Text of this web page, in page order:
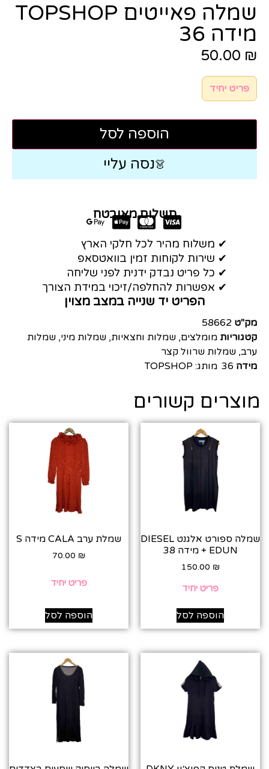
שמלה פאייטים TOPSHOP
מידה 36
50.00 ₪
פריט יחיד
הוספה לסל
👗נסה עליי
תשלום מאובטח
✔ משלוח מהיר לכל חלקי הארץ
✔ שירות לקוחות זמין בוואטסאפ
✔ כל פריט נבדק ידנית לפני שליחה
✔ אפשרות להחלפה/זיכוי במידת הצורך
הפריט יד שנייה במצב מצוין
מק"ט 58662
קטגוריות מומלצים, שמלות וחצאיות, שמלות מיני, שמלות
ערב, שמלות שרוול קצר
מידה 36 מותג: TOPSHOP
מוצרים קשורים
שמלה ספורט אלגנט DIESEL
+ EDUN מידה 38
150.00 ₪
פריט יחיד
הוספה לסל
שמלת ערב CALA מידה S
70.00 ₪
פריט יחיד
הוספה לסל